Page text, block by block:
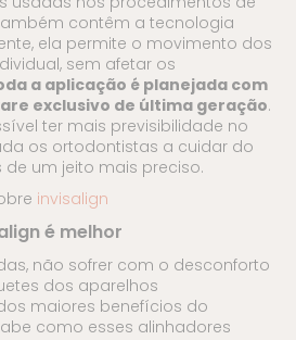
contêm a tecnologia
ela permite o movimento dos
sem afetar os
a aplicação é planejada com
exclusivo de última geração.
ter mais previsibilidade no
os ortodontistas a cuidar do
um jeito mais preciso.
invisalign
é melhor
não sofrer com o desconforto
dos aparelhos
maiores benefícios do
como esses alinhadores